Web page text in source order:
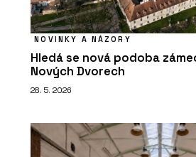
NOVINKY A NÁZORY
Hledá se nová podoba
Nových Dvorech
28. 5. 2026